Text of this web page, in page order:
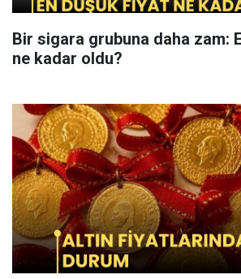
Bir sigara grubuna daha zam:
ne kadar oldu?